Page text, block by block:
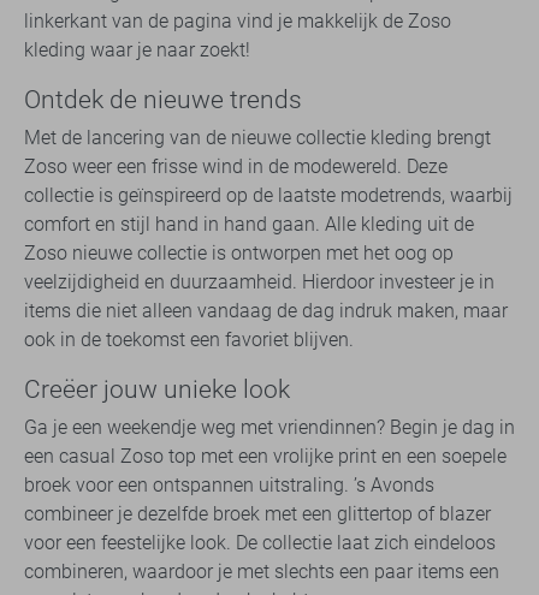
linkerkant van de pagina vind je makkelijk de Zoso
kleding waar je naar zoekt!
Ontdek de nieuwe trends
Met de lancering van de nieuwe collectie kleding brengt
Zoso weer een frisse wind in de modewereld. Deze
collectie is geïnspireerd op de laatste modetrends, waarbij
comfort en stijl hand in hand gaan. Alle kleding uit de
Zoso nieuwe collectie is ontworpen met het oog op
veelzijdigheid en duurzaamheid. Hierdoor investeer je in
items die niet alleen vandaag de dag indruk maken, maar
ook in de toekomst een favoriet blijven.
Creëer jouw unieke look
Ga je een weekendje weg met vriendinnen? Begin je dag in
een casual Zoso top met een vrolijke print en een soepele
broek voor een ontspannen uitstraling. ’s Avonds
combineer je dezelfde broek met een glittertop of blazer
voor een feestelijke look. De collectie laat zich eindeloos
combineren, waardoor je met slechts een paar items een